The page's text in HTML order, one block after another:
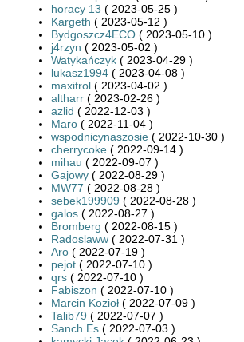
horacy 13 ( 2023-05-25 )
Kargeth ( 2023-05-12 )
Bydgoszcz4ECO ( 2023-05-10 )
j4rzyn ( 2023-05-02 )
Watykańczyk ( 2023-04-29 )
lukasz1994 ( 2023-04-08 )
maxitrol ( 2023-04-02 )
altharr ( 2023-02-26 )
azlid ( 2022-12-03 )
Maro ( 2022-11-04 )
wspodnicynaszosie ( 2022-10-30 )
cherrycoke ( 2022-09-14 )
mihau ( 2022-09-07 )
Gajowy ( 2022-08-29 )
MW77 ( 2022-08-28 )
sebek199909 ( 2022-08-28 )
galos ( 2022-08-27 )
Bromberg ( 2022-08-15 )
Radoslaww ( 2022-07-31 )
Aro ( 2022-07-19 )
pejot ( 2022-07-10 )
qrs ( 2022-07-10 )
Fabiszon ( 2022-07-10 )
Marcin Kozioł ( 2022-07-09 )
Talib79 ( 2022-07-07 )
Sanch Es ( 2022-07-03 )